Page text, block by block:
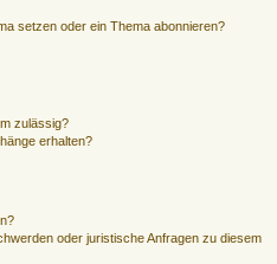
setzen oder ein Thema abonnieren?
zulässig?
erhalten?
oder juristische Anfragen zu diesem